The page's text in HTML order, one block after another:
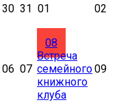
30 31 01 02
06 07
08
Встреча
семейного
книжного
клуба
09